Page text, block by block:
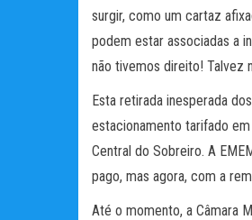
surgir, como um cartaz
podem estar associadas a
não tivemos direito! Talvez
Esta retirada inesperada
estacionamento tarifado
Central do Sobreiro. A
pago, mas agora, com a
Até o momento, a Câmara